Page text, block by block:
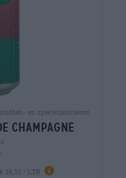
en specerijenbieren
champagne
16,33 / LTR